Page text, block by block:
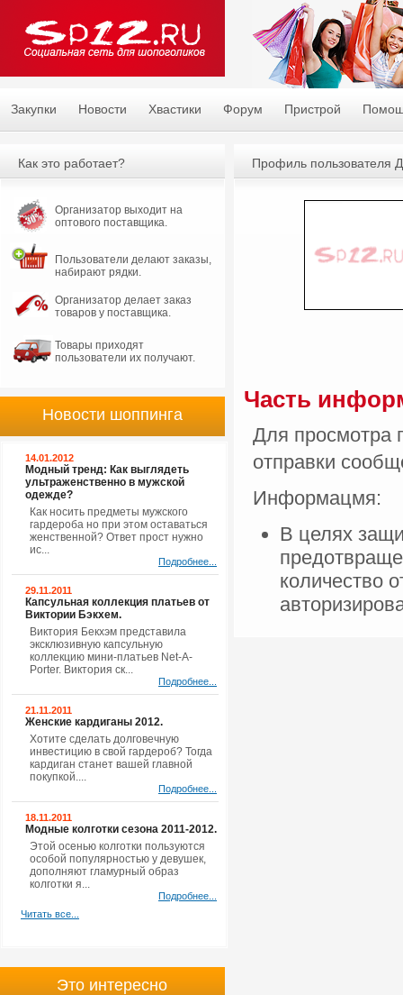
Закупки Новости Хвастики Форум Пристрой
Профиль пользователя
Часть
Для просмотра
отправки
Информацмя:
В целях
количество
Как это работает?
Организатор выходит на
оптового поставщика.
Пользователи делают заказы,
набирают рядки.
Организатор делает заказ
товаров у поставщика.
Товары приходят
пользователи их получают.
Новости шоппинга
14.01.2012
Модный тренд: Как выглядеть
ультраженственно в мужской
одежде?
Как носить предметы мужского
гардероба но при этом оставаться
женственной? Ответ прост нужно
ис...
Подробнее...
29.11.2011
Капсульная коллекция платьев от
Виктории Бэкхем.
Виктория Бекхэм представила
эксклюзивную капсульную
коллекцию мини-платьев Net-A-
Porter. Виктория ск...
Подробнее...
21.11.2011
Женские кардиганы 2012.
Хотите сделать долговечную
инвестицию в свой гардероб? Тогда
кардиган станет вашей главной
покупкой....
Подробнее...
18.11.2011
Модные колготки сезона 2011-2012.
Этой осенью колготки пользуются
особой популярностью у девушек,
дополняют гламурный образ
колготки я...
Подробнее...
Читать все...
Это интересно